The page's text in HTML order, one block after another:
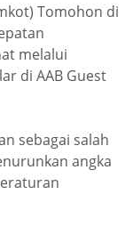
Tomohon di
melalui
di AAB Guest
sebagai salah
angka